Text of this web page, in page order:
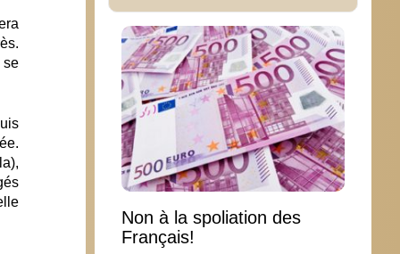
se
Non à la spoliation des
Français!